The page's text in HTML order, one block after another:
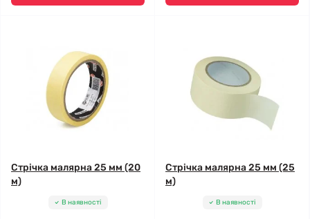
Стрічка малярна 25 мм (20
м)
В наявності
Стрічка малярна 25 мм (25
м)
В наявності